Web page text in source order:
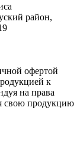
район,
офертой
к
на права
свою продукцию